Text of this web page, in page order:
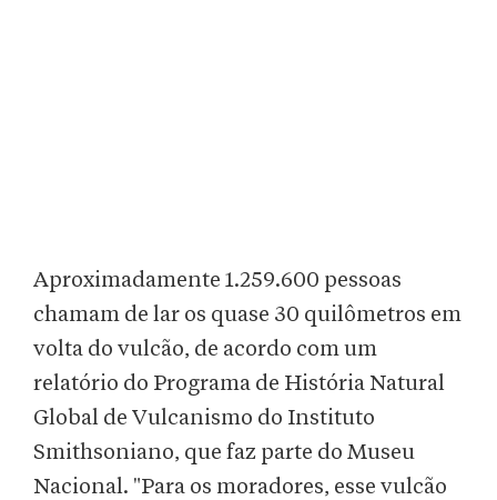
Aproximadamente 1.259.600 pessoas
chamam de lar os quase 30 quilômetros em
volta do vulcão, de acordo com um
relatório do Programa de História Natural
Global de Vulcanismo do Instituto
Smithsoniano, que faz parte do Museu
Nacional. "Para os moradores, esse vulcão